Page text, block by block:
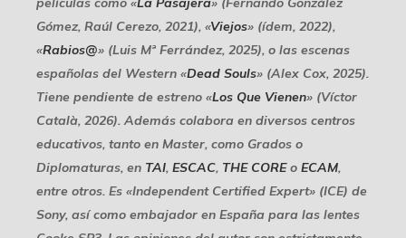
Gómez, Raúl Cerezo, 2021), «Viejos» (ídem, 2022),
«Rabios@» (Luis Mª Ferrández, 2025), o las escenas
españolas del Western «Dead Souls» (Alex Cox, 2025).
Tiene pendiente de estreno «Los Que Vienen» (Víctor
Català, 2026). Además colabora en diversos centros
educativos, tanto en Master, como Grados o
Diplomaturas, en TAI, ESCAC, THE COREo ECAM,
entre otros. Es «Independent Certified Expert» (ICE) de
Sony, así como embajador en España para las lentes